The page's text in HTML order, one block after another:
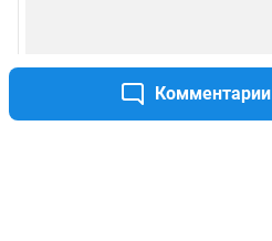
Комментарии